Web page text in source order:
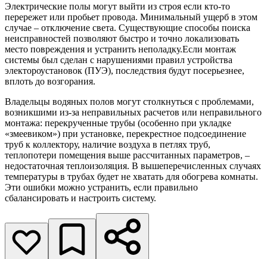
Электрические полы могут выйти из строя если кто-то
перережет или пробьет провода. Минимальный ущерб в этом
случае – отключение света. Существующие способы поиска
неисправностей позволяют быстро и точно локализовать
место повреждения и устранить неполадку.Если монтаж
системы был сделан с нарушениями правил устройства
электороустановок (ПУЭ), последствия будут посерьезнее,
вплоть до возгорания.
Владельцы водяных полов могут столкнуться с проблемами,
возникшими из-за неправильных расчетов или неправильного
монтажа: перекрученные трубы (особенно при укладке
«змеевиком») при установке, перекрестное подсоединение
труб к коллектору, наличие воздуха в петлях труб,
теплопотери помещения выше рассчитанных параметров, –
недостаточная теплоизоляция. В вышеперечисленных случаях
температуры в трубах будет не хватать для обогрева комнаты.
Эти ошибки можно устранить, если правильно
сбалансировать и настроить систему.